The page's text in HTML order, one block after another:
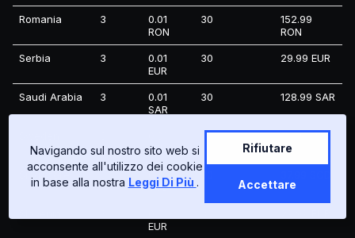
Romania 3
0.01
RON
30
152.99
RON
Serbia 3
0.01
EUR
30 29.99 EUR
Saudi Arabia 3
0.01
SAR
30 128.99 SAR
SEK
30 531.99 SEK
Singapore 3
0.01
SGD
30
EUR
Navigando sul nostro sito web si
acconsente all'utilizzo dei cookie
in base alla nostra Leggi Di Più .
Rifiutare
Accettare